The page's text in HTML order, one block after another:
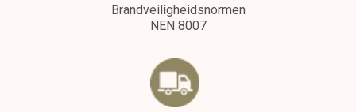
Brandveiligheidsnormen
NEN 8007